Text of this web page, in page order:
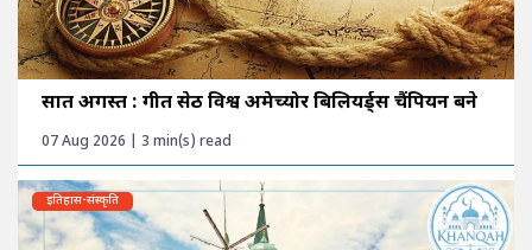
सात अगस्त : गीत सेठी विश्व अमेच्योर बिलियर्ड्स चैंपियन बने
07 Aug 2026 | 3 min(s) read
इतिहास-संस्कृति